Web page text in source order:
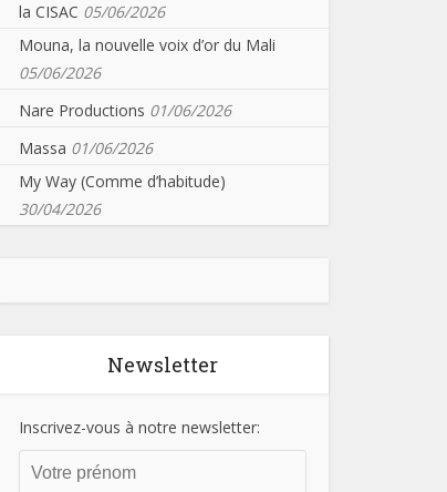
la CISAC 05/06/2026
Mouna, la nouvelle voix d’or du Mali
05/06/2026
Nare Productions 01/06/2026
Massa 01/06/2026
My Way (Comme d’habitude)
30/04/2026
Newsletter
Inscrivez-vous à notre newsletter: